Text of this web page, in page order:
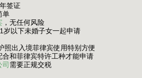
签证
单
，无任何风险
以下未婚子女一起申请
照出入境菲律宾使用特别方便
和菲律宾特许工种才能申请
司需要正规交税